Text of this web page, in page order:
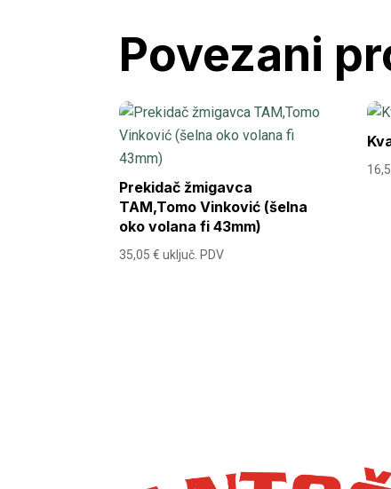
Povezani
Prekidač žmigavca
TAM,Tomo Vinković (šelna
oko volana fi 43mm)
35,05€ uključ. PDV